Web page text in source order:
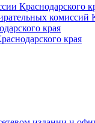
Краснодарского
комиссий
края
края